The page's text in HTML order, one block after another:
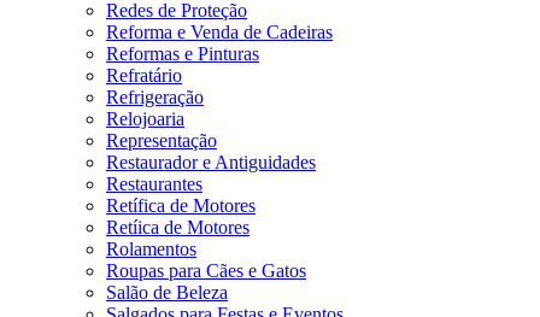
Redes de Proteção
Reforma e Venda de Cadeiras
Reformas e Pinturas
Refratário
Refrigeração
Relojoaria
Representação
Restaurador e Antiguidades
Restaurantes
Retífica de Motores
Retíica de Motores
Rolamentos
Roupas para Cães e Gatos
Salão de Beleza